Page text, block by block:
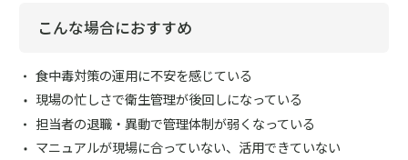
こんな場合におすすめ
食中毒対策の運用に不安を感じている
現場の忙しさで衛生管理が後回しになっている
担当者の退職・異動で管理体制が弱くなっている
マニュアルが現場に合っていない、活用できていない